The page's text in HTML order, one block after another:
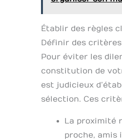
Établir des règles
Définir des
Pour éviter les
constitution de
est judicieux
sélection. Ces
La proximité
proche, amis